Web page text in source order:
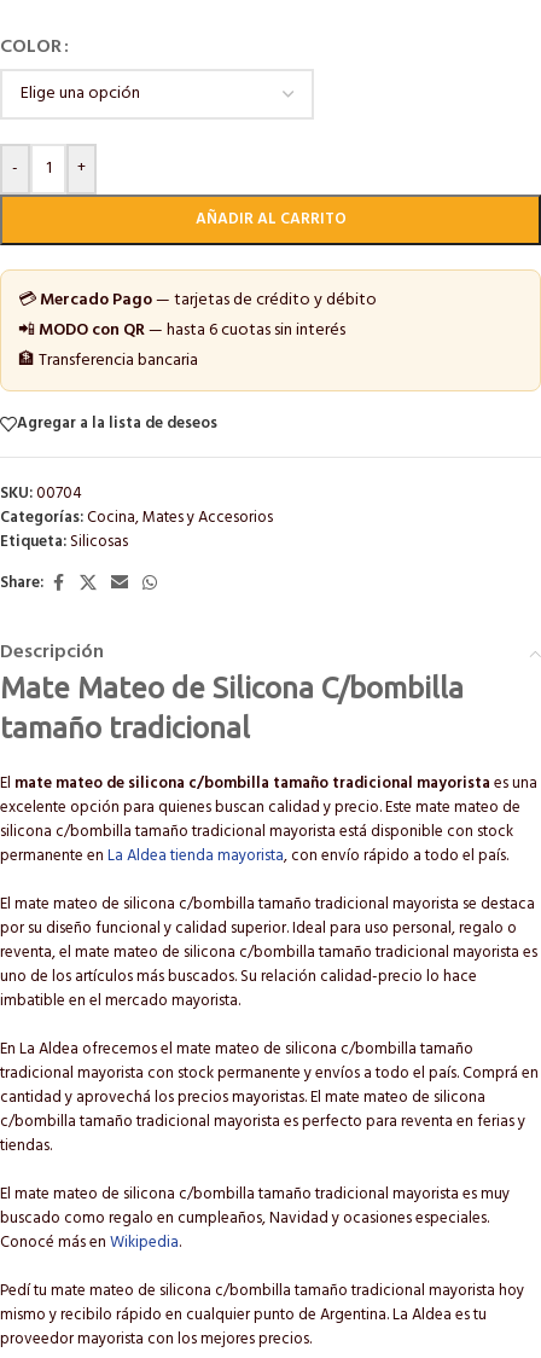
COLOR
-
+
AÑADIR AL CARRITO
💳Mercado Pago— tarjetas de crédito y débito
📲MODO con QR— hasta 6 cuotas sin interés
🏦 Transferencia bancaria
Agregar a la lista de deseos
SKU:00704
Categorías:Cocina,Mates y Accesorios
Etiqueta:Silicosas
Share:
Descripción
Mate Mateo de Silicona C/bombilla
tamaño tradicional
El mate mateo de silicona c/bombilla tamaño tradicional mayoristaes una
excelente opción para quienes buscan calidad y precio. Este mate mateo de
silicona c/bombilla tamaño tradicional mayorista está disponible con stock
permanente enLa Aldea tienda mayorista, con envío rápido a todo el país.
El mate mateo de silicona c/bombilla tamaño tradicional mayorista se destaca
por su diseño funcional y calidad superior. Ideal para uso personal, regalo o
reventa, el mate mateo de silicona c/bombilla tamaño tradicional mayorista es
uno de los artículos más buscados. Su relación calidad-precio lo hace
imbatible en el mercado mayorista.
En La Aldea ofrecemos el mate mateo de silicona c/bombilla tamaño
tradicional mayorista con stock permanente y envíos a todo el país. Comprá en
cantidad y aprovechá los precios mayoristas. El mate mateo de silicona
c/bombilla tamaño tradicional mayorista es perfecto para reventa en ferias y
tiendas.
El mate mateo de silicona c/bombilla tamaño tradicional mayorista es muy
buscado como regalo en cumpleaños, Navidad y ocasiones especiales.
Conocé más enWikipedia.
Pedí tu mate mateo de silicona c/bombilla tamaño tradicional mayorista hoy
mismo y recibilo rápido en cualquier punto de Argentina. La Aldea es tu
proveedor mayorista con los mejores precios.